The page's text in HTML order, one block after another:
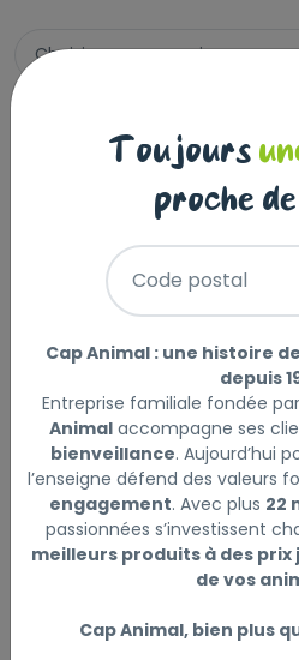
Choisir mon magasin
Livraison à domicile (offerte
Ajouter au
DescriptionLaisser un avis
Aliment complet et équilibré
géante jusqu'à 8-14 mois.
naturelle et nutritive qui,
renforce son système
développement articulaire
Toujours
proche
Code postal
Cap Animal : une histoire
depuis
Entreprise familiale fondée
Animalaccompagne ses
bienveillance. Aujourd’hui
l’enseigne défend des valeurs
engagement. Avec plus 22
passionnées s’investissent
meilleurs produits à des
de vos
Cap Animal, bien plus